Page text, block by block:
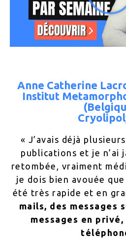
Anne Catherine
Institut
« J’avais déjà
publications et je n’ai
retombée, vraiment
je dois bien avouée
été très rapide et en
mails, des messages
messages en privé,